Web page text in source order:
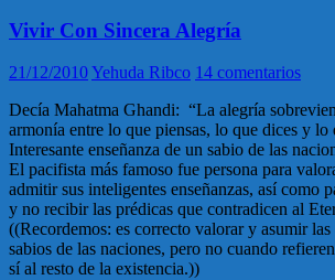
Vivir Con Sincera Alegría
21/12/2010Yehuda Ribco 14 comentarios
Decía Mahatma Ghandi: “La alegría
armonía entre lo que piensas, lo que dices y lo
Interesante enseñanza de un sabio de las
El pacifista más famoso fue persona para
admitir sus inteligentes enseñanzas, así como
y no recibir las prédicas que contradicen al
((Recordemos: es correcto valorar y asumir las
sabios de las naciones, pero no cuando
sí al resto de la existencia.))